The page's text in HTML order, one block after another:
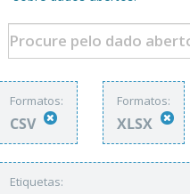
Formatos:
CSV
Formatos:
XLSX
Etiquetas: